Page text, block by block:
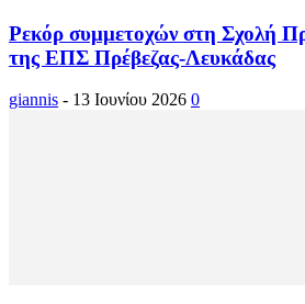
Ρεκόρ συμμετοχών στη Σχολή
της ΕΠΣ Πρέβεζας-Λευκάδας
giannis - 13 Ιουνίου 2026 0